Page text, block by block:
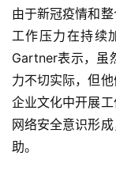
由于新冠疫情和
工作压力在持续
Gartner表示，虽
力不切实际，但
企业文化中开展
网络安全意识形
助。